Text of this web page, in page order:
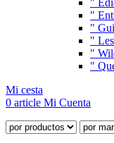
"
"
"
"
"
"
Mi cesta
0 article Mi Cuenta